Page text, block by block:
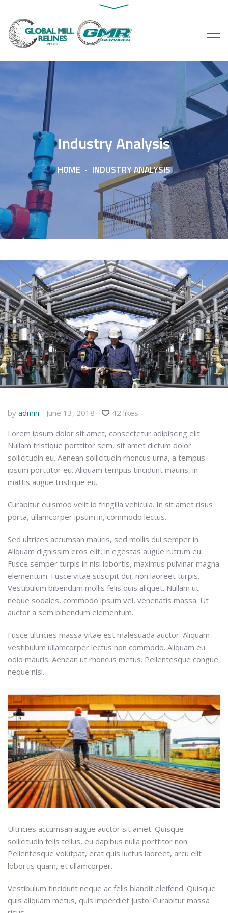
Industry Analysis
HOME INDUSTRY ANALYSIS
by admin June 13, 2018
42 likes
Lorem ipsum dolor sit amet, consectetur adipiscing elit.
Nullam tristique porttitor sem, sit amet dictum dolor
sollicitudin eu. Aenean sollicitudin rhoncus urna, a tempus
ipsum porttitor eu. Aliquam tempus tincidunt mauris, in
mattis augue tristique eu.
Curabitur euismod velit id fringilla vehicula. In sit amet risus
porta, ullamcorper ipsum in, commodo lectus.
Sed ultrices accumsan mauris, sed mollis dui semper in.
Aliquam dignissim eros elit, in egestas augue rutrum eu.
Fusce semper turpis in nisi lobortis, maximus pulvinar magna
elementum. Fusce vitae suscipit dui, non laoreet turpis.
Vestibulum bibendum mollis felis quis aliquet. Nullam ut
neque sodales, commodo ipsum vel, venenatis massa. Ut
auctor a sem bibendum elementum.
Fusce ultricies massa vitae est malesuada auctor. Aliquam
vestibulum ullamcorper lectus non commodo. Aliquam eu
odio mauris. Aenean ut rhoncus metus. Pellentesque congue
neque nisl.
Ultricies accumsan augue auctor sit amet. Quisque
sollicitudin felis tellus, eu dapibus nulla porttitor non.
Pellentesque volutpat, erat quis luctus laoreet, arcu elit
lobortis quam, et ullamcorper.
Vestibulum tincidunt neque ac felis blandit eleifend. Quisque
quis aliquam metus, quis imperdiet justo. Curabitur massa